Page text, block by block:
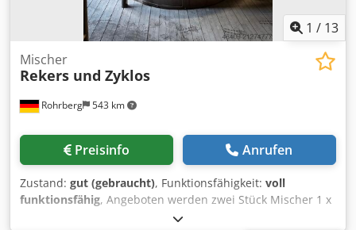
1 / 13
Rohrberg 543 km
Mischer
Rekers und Zyklos
Preisinfo Anrufen
Zustand: gut (gebraucht), Funktionsfähigkeit: voll
funktionsfähig, Angeboten werden zwei Stück Mischer 1 x
Rekers 1500 1 x Zyklos 1500/1000 (Ersatzmischer,